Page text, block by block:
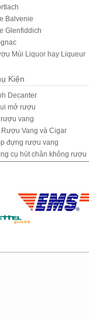
Balvenie
Glenfiddich
Mùi Liquor hay Liqueur
Kiện
Decanter
mở rượu
rượu vang
Rượu Vang và Cigar
đựng rượu vang
cụ hút chân không rượu